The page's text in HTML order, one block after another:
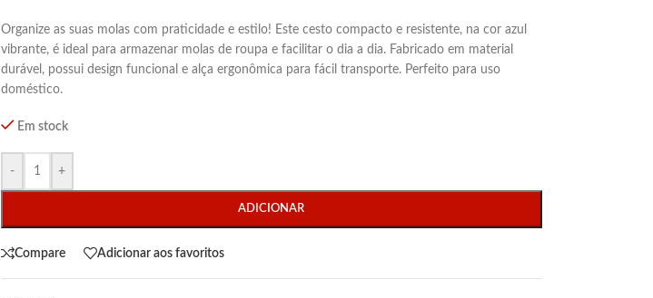
Organize as suas molas com praticidade e estilo! Este cesto compacto e resistente, na cor azul
vibrante, é ideal para armazenar molas de roupa e facilitar o dia a dia. Fabricado em material
durável, possui design funcional e alça ergonômica para fácil transporte. Perfeito para uso
doméstico.
Em stock
- +
ADICIONAR
Compare Adicionar aos favoritos